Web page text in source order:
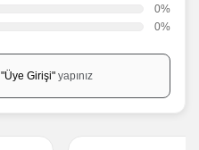
0%
0%
"Üye Girişi"yapınız